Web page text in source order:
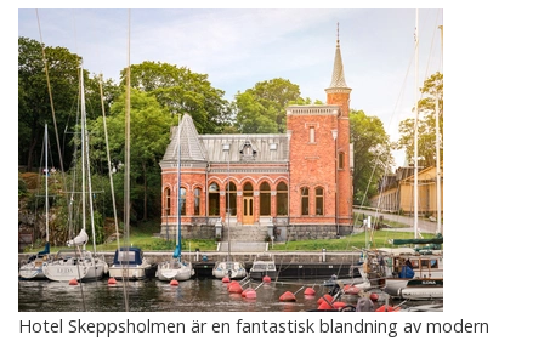
Hotel Skeppsholmen är en fantastisk blandning av modern